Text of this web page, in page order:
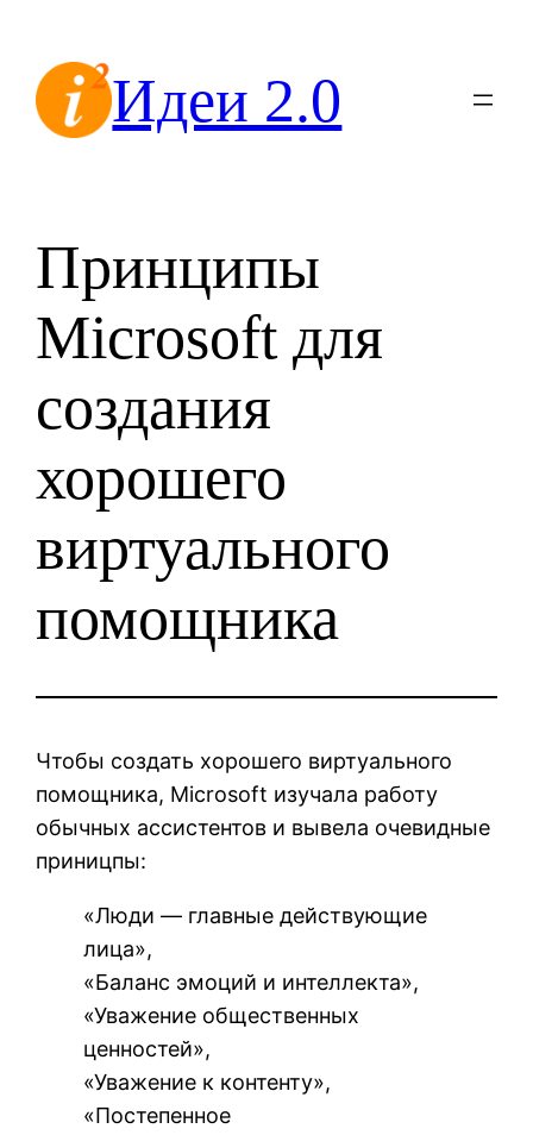
содержимомуИдеи 2.0
Принципы
Microsoft для
создания
хорошего
виртуального
помощника
Чтобы создать хорошего виртуального
помощника, Microsoft изучала работу
обычных ассистентов и вывела очевидные
приницпы:
«Люди — главные действующие
лица»,
«Баланс эмоций и интеллекта»,
«Уважение общественных
ценностей»,
«Уважение к контенту»,
«Постепенное